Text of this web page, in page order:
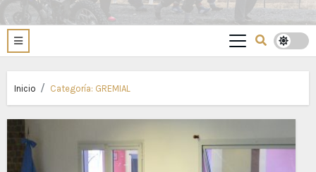
Inicio Categoría: GREMIAL